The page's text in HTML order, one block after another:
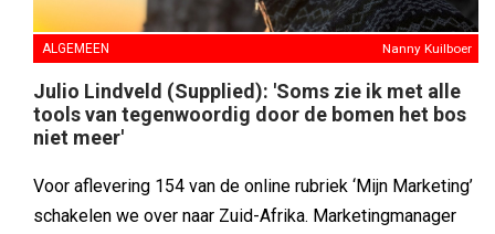
ALGEMEEN Nanny Kuilboer
Julio Lindveld (Supplied): 'Soms zie ik met alle
tools van tegenwoordig door de bomen het bos
niet meer'
Voor aflevering 154 van de online rubriek ‘Mijn Marketing’
schakelen we over naar Zuid-Afrika. Marketingmanager